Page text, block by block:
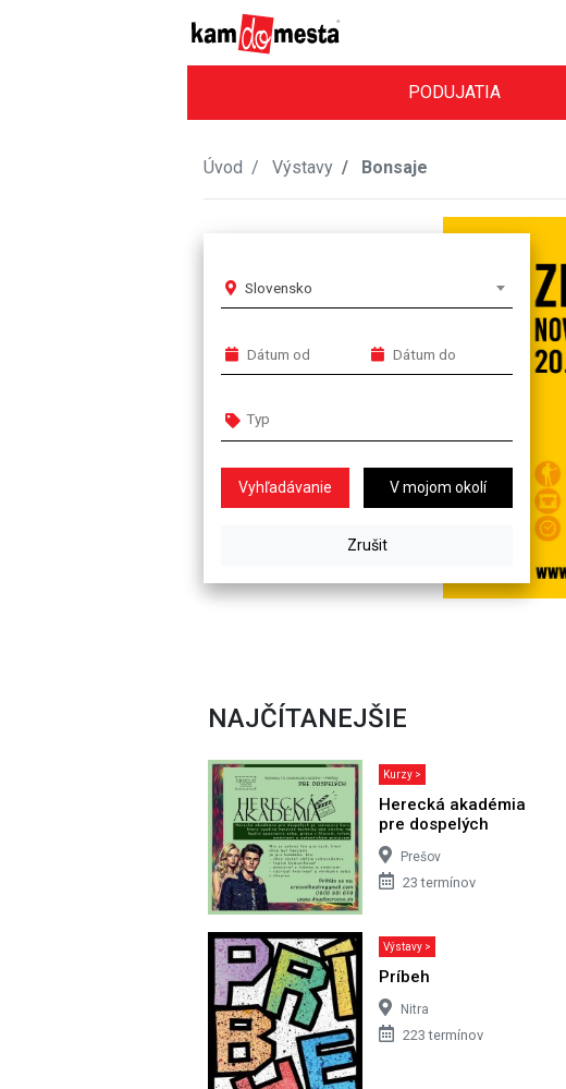
PODUJATIA
Úvod Výstavy Bonsaje
Slovensko
V mojom okolí
NAJČÍTANEJŠIE
Kurzy >
Herecká akadémia
pre dospelých
Prešov
23 termínov
Výstavy >
Príbeh
Nitra
223 termínov